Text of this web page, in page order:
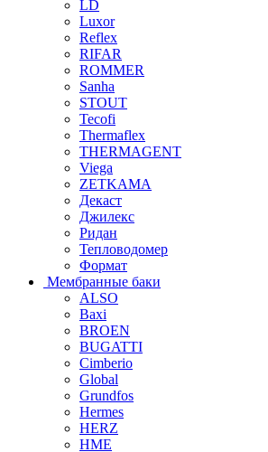
LD
Luxor
Reflex
RIFAR
ROMMER
Sanha
STOUT
Tecofi
Thermaflex
THERMAGENT
Viega
ZETKAMA
Декаст
Джилекс
Ридан
Тепловодомер
Формат
Мембранные баки
ALSO
Baxi
BROEN
BUGATTI
Cimberio
Global
Grundfos
Hermes
HERZ
HME